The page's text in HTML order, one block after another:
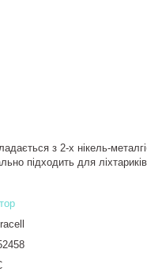
з 2-х нікель-
підходить для